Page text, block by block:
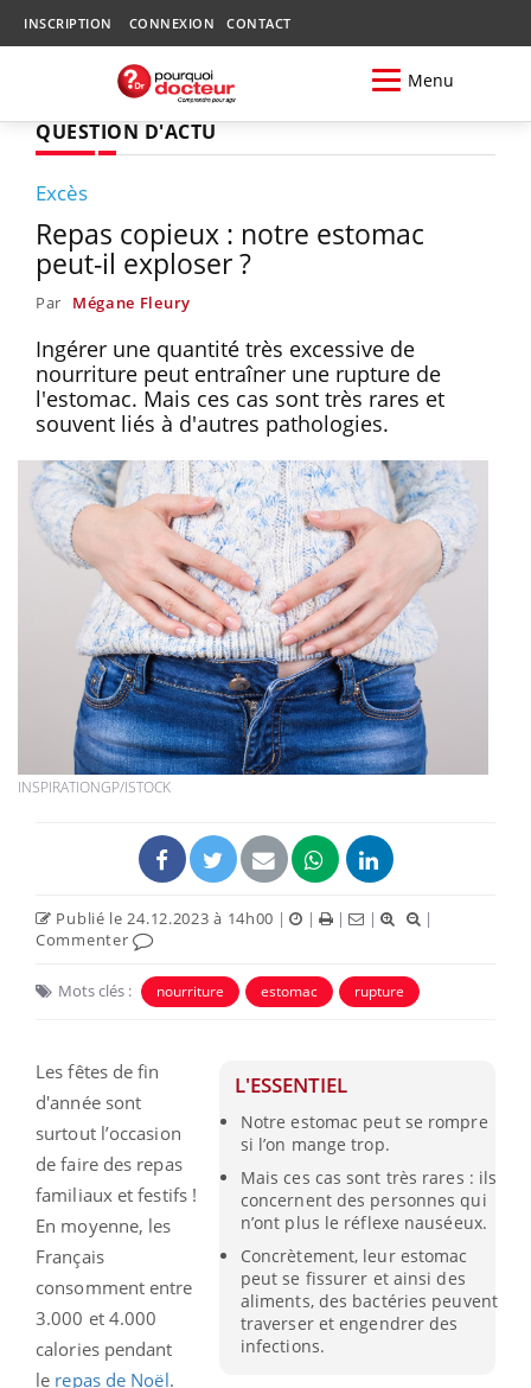
INSCRIPTION CONNEXION CONTACT
Menu
QUESTION D'ACTU
Excès
Repas copieux : notre estomac
peut-il exploser ?
Par Mégane Fleury
Ingérer une quantité très excessive de
nourriture peut entraîner une rupture de
l'estomac. Mais ces cas sont très rares et
souvent liés à d'autres pathologies.
INSPIRATIONGP/ISTOCK
Publié le 24.12.2023 à 14h00 | | | |
|
Commenter
Mots clés : nourriture estomac rupture
L'ESSENTIEL
Notre estomac peut se rompre
si l’on mange trop.
Mais ces cas sont très rares : ils
concernent des personnes qui
n’ont plus le réflexe nauséeux.
Concrètement, leur estomac
peut se fissurer et ainsi des
aliments, des bactéries peuvent
traverser et engendrer des
infections.
Les fêtes de fin
d'année sont
surtout l’occasion
de faire des repas
familiaux et festifs !
En moyenne, les
Français
consomment entre
3.000 et 4.000
calories pendant
le repas de Noël.